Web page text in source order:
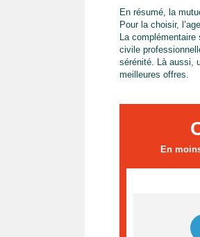
En résumé, la
Pour la choisir,
La complémentaire
civile
sérénité. Là aussi,
meilleures offres.
En